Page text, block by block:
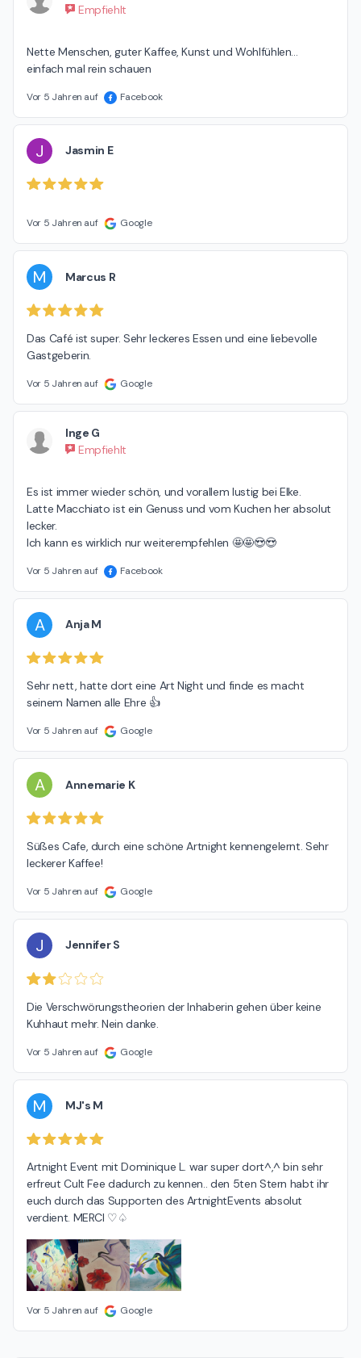
Empfiehlt
Nette Menschen, guter Kaffee, Kunst und Wohlfühlen…
einfach mal rein schauen
Vor 5 Jahren auf Facebook
J Jasmin E
Vor 5 Jahren auf Google
M Marcus R
Das Café ist super. Sehr leckeres Essen und eine liebevolle
Gastgeberin.
Vor 5 Jahren auf Google
Inge G
Empfiehlt
Es ist immer wieder schön, und vorallem lustig bei Elke.
Latte Macchiato ist ein Genuss und vom Kuchen her absolut
lecker.
Ich kann es wirklich nur weiterempfehlen 🤩🤩😍😍
Vor 5 Jahren auf Facebook
A Anja M
Sehr nett, hatte dort eine Art Night und finde es macht
seinem Namen alle Ehre 👍
Vor 5 Jahren auf Google
A Annemarie K
Süßes Cafe, durch eine schöne Artnight kennengelernt. Sehr
leckerer Kaffee!
Vor 5 Jahren auf Google
J Jennifer S
Die Verschwörungstheorien der Inhaberin gehen über keine
Kuhhaut mehr. Nein danke.
Vor 5 Jahren auf Google
M MJ's M
Artnight Event mit Dominique L. war super dort^,^ bin sehr
erfreut Cult Fee dadurch zu kennen.. den 5ten Stern habt ihr
euch durch das Supporten des ArtnightEvents absolut
verdient. MERCI ♡♤
Vor 5 Jahren auf Google